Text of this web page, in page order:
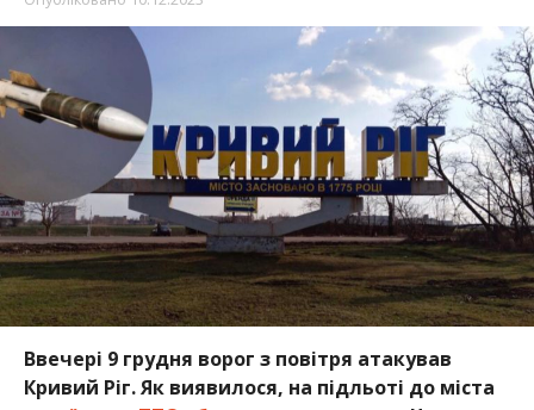
Ввечері 9 грудня ворог з повітря атакував
Кривий Ріг. Як виявилося, на підльоті до міста